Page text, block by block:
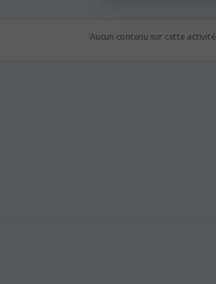
Aucun contenu sur cette activité